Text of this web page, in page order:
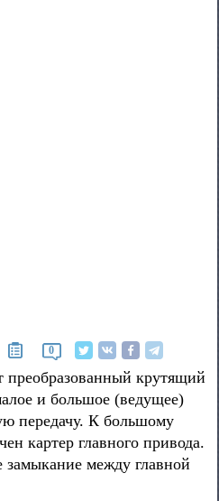
0
преобразованный крутящий
и большое (ведущее)
передачу. К большому
картер главного привода.
замыкание между главной